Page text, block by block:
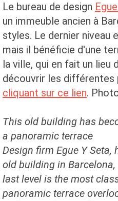
Le bureau de design
un immeuble ancien à
styles. Le dernier niveau
mais il bénéficie d'une
la ville, qui en fait un lieu
découvrir les
cliquant sur ce lien.
This old building has
a panoramic terrace
Design firm Egue Y Seta,
old building in
last level is the most
panoramic terrace